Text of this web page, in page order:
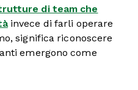
di team che
invece di farli operare
significa riconoscere
emergono come